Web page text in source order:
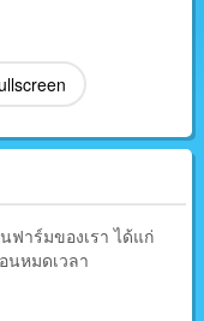
ฟาร์มของเรา ได้แก่
นหมดเวลา